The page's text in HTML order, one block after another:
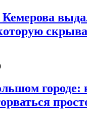
Кемерова
городе: